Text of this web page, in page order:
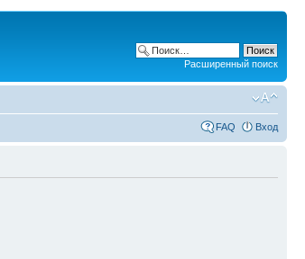
Расширенный поиск
FAQ Вход